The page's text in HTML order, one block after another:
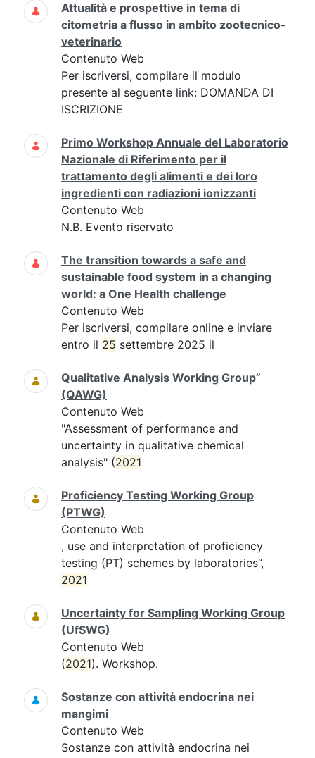
Attualità e prospettive in tema di
citometria a flusso in ambito zootecnico-
veterinario
Contenuto Web
Per iscriversi, compilare il modulo
presente al seguente link: DOMANDA DI
ISCRIZIONE
Primo Workshop Annuale del Laboratorio
Nazionale di Riferimento per il
trattamento degli alimenti e dei loro
ingredienti con radiazioni ionizzanti
Contenuto Web
N.B. Evento riservato
The transition towards a safe and
sustainable food system in a changing
world: a One Health challenge
Contenuto Web
Per iscriversi, compilare online e inviare
entro il 25 settembre 2025 il
Qualitative Analysis Working Group”
(QAWG)
Contenuto Web
"Assessment of performance and
uncertainty in qualitative chemical
analysis" (2021
Proficiency Testing Working Group
(PTWG)
Contenuto Web
, use and interpretation of proficiency
testing (PT) schemes by laboratories”,
2021
Uncertainty for Sampling Working Group
(UfSWG)
Contenuto Web
(2021). Workshop.
Sostanze con attività endocrina nei
mangimi
Contenuto Web
Sostanze con attività endocrina nei